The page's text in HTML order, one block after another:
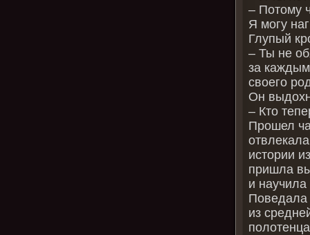
– Потому
Я могу
Глупый
– Ты не
за
своего
Он
– Кто
Прошел
истории
пришла
и
Поведала
из